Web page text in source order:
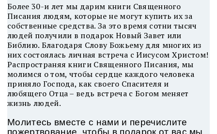
Более 30-и лет мы дарим книги Священного
Писания людям, которые не могут купить их за
собственные средства. За это время сотни тысяч
людей получили в подарок Новый Завет или
Библию. Благодаря Слову Божьему для многих из
них состоялась личная встреча с Иисусом Христом!
Распространяя книги Священного Писания, мы
молимся о том, чтобы сердце каждого человека
приняло Господа, как своего Спасителя и
любящего Отца – ведь встреча с Богом меняет
жизнь людей.
Молитесь вместе с нами и перечислите
пожертвование, чтобы в подарок от вас мы